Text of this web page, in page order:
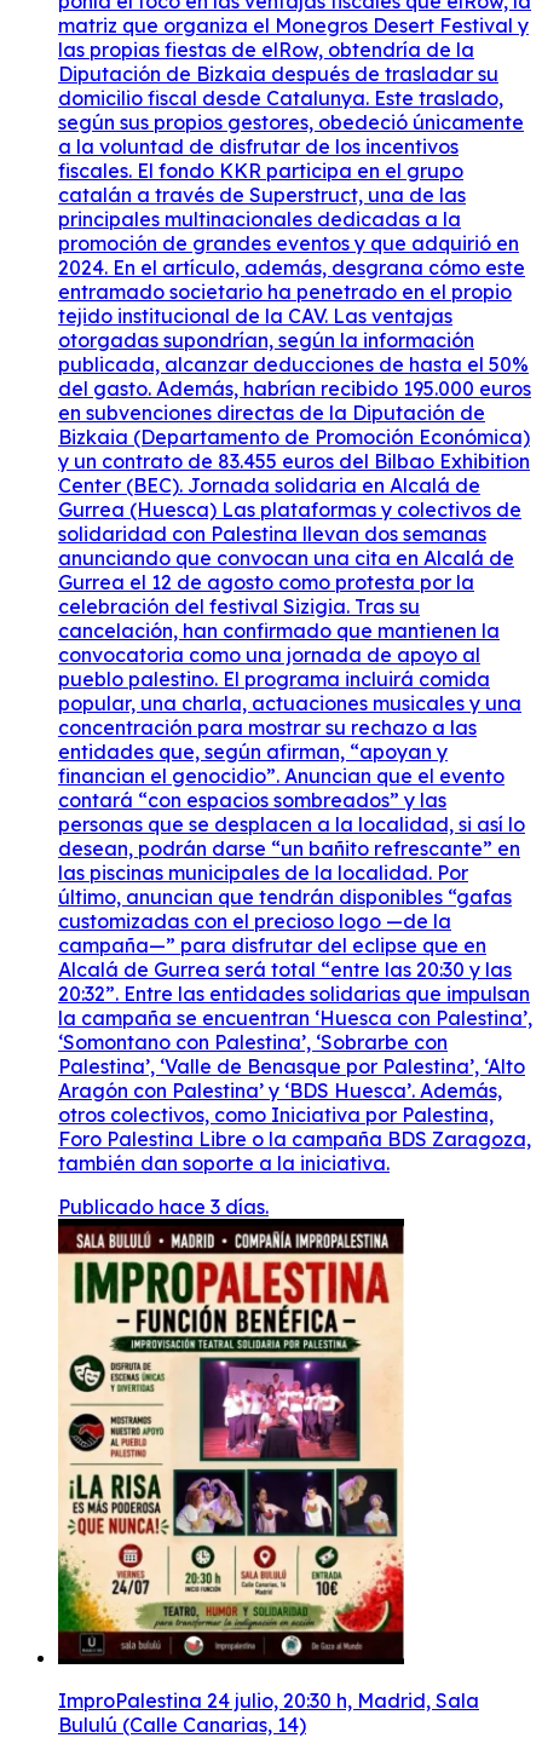
Publicado hace 3 días.
ImproPalestina 24 julio, 20:30 h, Madrid, Sala
Bululú (Calle Canarias, 14)